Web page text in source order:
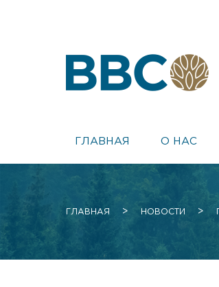
ГЛАВНАЯ О НАС
ГЛАВНАЯ > НОВОСТИ >